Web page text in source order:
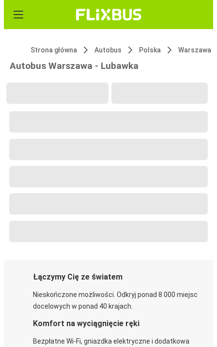
Strona główna Autobus Polska Warszawa
Autobus Warszawa - Lubawka
Łączymy Cię ze światem
Nieskończone możliwości. Odkryj ponad 8 000 miejsc
docelowych w ponad 40 krajach.
Komfort na wyciągnięcie ręki
Bezpłatne Wi-Fi, gniazdka elektryczne i dodatkowa